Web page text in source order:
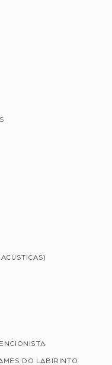
DO LABIRINTO